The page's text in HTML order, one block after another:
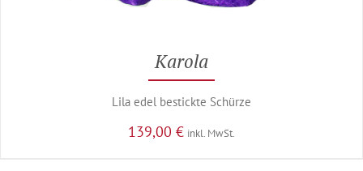
Karola
Lila edel bestickte Schürze
139,00 € inkl. MwSt.